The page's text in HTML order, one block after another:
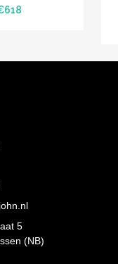
618
5
(NB)